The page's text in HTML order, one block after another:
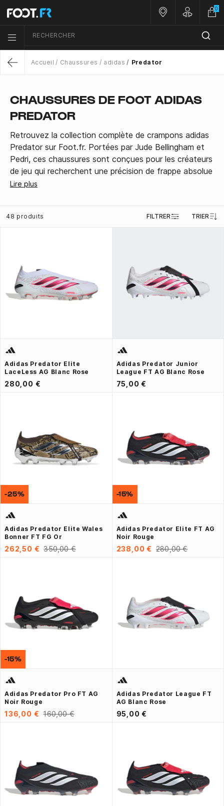
Menu list icon
RECHERCHER
Nos magasins
Customer
0
Accueil Chaussures adidas Predator
CHAUSSURES DE FOOT ADIDAS
PREDATOR
Retrouvez la collection complète de crampons adidas
Predator sur Foot.fr. Portées par Jude Bellingham et
Pedri, ces chaussures sont conçues pour les créateurs
de jeu qui recherchent une précision de frappe absolue
et un contrôle parfait. Disponibles en version Elite
votre paire dès maintenant !
Lire plus
48 produits FILTRER TRIER
Adidas Predator Elite
LaceLess AG Blanc Rose
280,00 €
Adidas Predator Junior
League FT AG Blanc Rose
75,00 €
Adidas Predator Elite Wales
Bonner FT FG Or
262,50 € 350,00 €
-25%
Adidas Predator Elite FT AG
Noir Rouge
238,00 € 280,00 €
-15%
Adidas Predator Pro FT AG
Noir Rouge
136,00 € 160,00 €
-15%
Adidas Predator League FT
AG Blanc Rose
95,00 €